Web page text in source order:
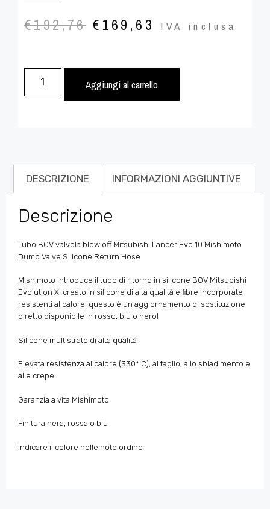
€192,76 € 169,63 IVA inclusa
Aggiungi al carrello
DESCRIZIONE INFORMAZIONI AGGIUNTIVE
Descrizione
Tubo BOV valvola blow off Mitsubishi Lancer Evo 10 Mishimoto
Dump Valve Silicone Return Hose
Mishimoto introduce il tubo di ritorno in silicone BOV Mitsubishi
Evolution X, creato in silicone di alta qualità e fibre incorporate
resistenti al calore, questo è un aggiornamento di sostituzione
diretto disponibile in rosso, blu o nero!
Silicone multistrato di alta qualità
Elevata resistenza al calore (330* C), al taglio, allo sbiadimento e
alle crepe
Garanzia a vita Mishimoto
Finitura nera, rossa o blu
indicare il colore nelle note ordine